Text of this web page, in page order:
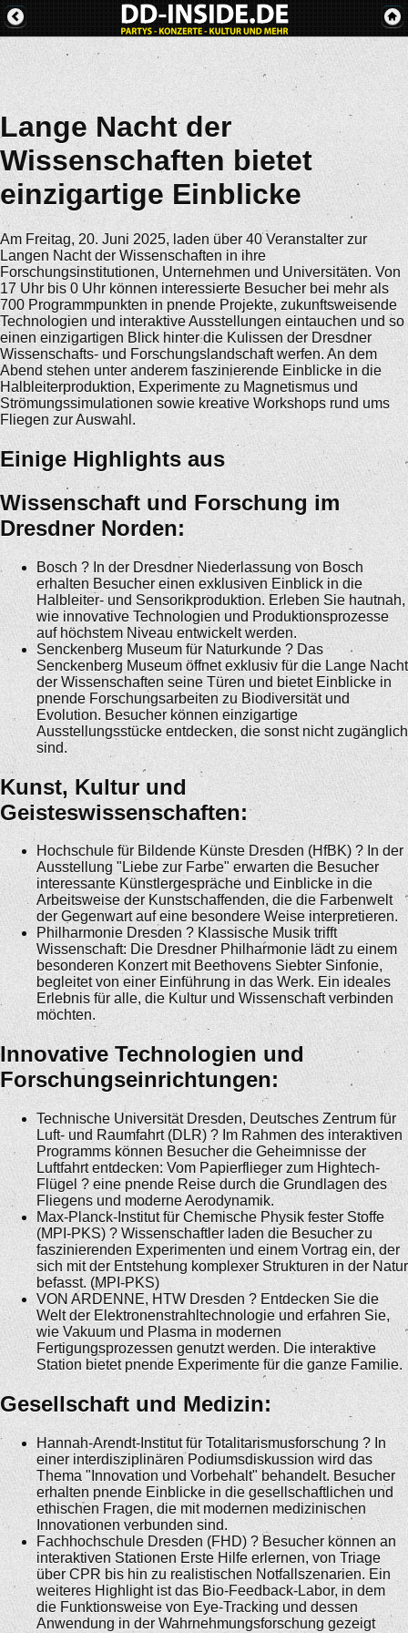
Lange Nacht der
Wissenschaften bietet
einzigartige Einblicke
Am Freitag, 20. Juni 2025, laden über 40 Veranstalter zur
Langen Nacht der Wissenschaften in ihre
Forschungsinstitutionen, Unternehmen und Universitäten. Von
17 Uhr bis 0 Uhr können interessierte Besucher bei mehr als
700 Programmpunkten in pnende Projekte, zukunftsweisende
Technologien und interaktive Ausstellungen eintauchen und so
einen einzigartigen Blick hinter die Kulissen der Dresdner
Wissenschafts- und Forschungslandschaft werfen. An dem
Abend stehen unter anderem faszinierende Einblicke in die
Halbleiterproduktion, Experimente zu Magnetismus und
Strömungssimulationen sowie kreative Workshops rund ums
Fliegen zur Auswahl.
Einige Highlights aus
Wissenschaft und Forschung im
Dresdner Norden:
Bosch ? In der Dresdner Niederlassung von Bosch
erhalten Besucher einen exklusiven Einblick in die
Halbleiter- und Sensorikproduktion. Erleben Sie hautnah,
wie innovative Technologien und Produktionsprozesse
auf höchstem Niveau entwickelt werden.
Senckenberg Museum für Naturkunde ? Das
Senckenberg Museum öffnet exklusiv für die Lange Nacht
der Wissenschaften seine Türen und bietet Einblicke in
pnende Forschungsarbeiten zu Biodiversität und
Evolution. Besucher können einzigartige
Ausstellungsstücke entdecken, die sonst nicht zugänglich
sind.
Kunst, Kultur und
Geisteswissenschaften:
Hochschule für Bildende Künste Dresden (HfBK) ? In der
Ausstellung "Liebe zur Farbe" erwarten die Besucher
interessante Künstlergespräche und Einblicke in die
Arbeitsweise der Kunstschaffenden, die die Farbenwelt
der Gegenwart auf eine besondere Weise interpretieren.
Philharmonie Dresden ? Klassische Musik trifft
Wissenschaft: Die Dresdner Philharmonie lädt zu einem
besonderen Konzert mit Beethovens Siebter Sinfonie,
begleitet von einer Einführung in das Werk. Ein ideales
Erlebnis für alle, die Kultur und Wissenschaft verbinden
möchten.
Innovative Technologien und
Forschungseinrichtungen:
Technische Universität Dresden, Deutsches Zentrum für
Luft- und Raumfahrt (DLR) ? Im Rahmen des interaktiven
Programms können Besucher die Geheimnisse der
Luftfahrt entdecken: Vom Papierflieger zum Hightech-
Flügel ? eine pnende Reise durch die Grundlagen des
Fliegens und moderne Aerodynamik.
Max-Planck-Institut für Chemische Physik fester Stoffe
(MPI-PKS) ? Wissenschaftler laden die Besucher zu
faszinierenden Experimenten und einem Vortrag ein, der
sich mit der Entstehung komplexer Strukturen in der Natur
befasst. (MPI-PKS)
VON ARDENNE, HTW Dresden ? Entdecken Sie die
Welt der Elektronenstrahltechnologie und erfahren Sie,
wie Vakuum und Plasma in modernen
Fertigungsprozessen genutzt werden. Die interaktive
Station bietet pnende Experimente für die ganze Familie.
Gesellschaft und Medizin:
Hannah-Arendt-Institut für Totalitarismusforschung ? In
einer interdisziplinären Podiumsdiskussion wird das
Thema "Innovation und Vorbehalt" behandelt. Besucher
erhalten pnende Einblicke in die gesellschaftlichen und
ethischen Fragen, die mit modernen medizinischen
Innovationen verbunden sind.
Fachhochschule Dresden (FHD) ? Besucher können an
interaktiven Stationen Erste Hilfe erlernen, von Triage
über CPR bis hin zu realistischen Notfallszenarien. Ein
weiteres Highlight ist das Bio-Feedback-Labor, in dem
die Funktionsweise von Eye-Tracking und dessen
Anwendung in der Wahrnehmungsforschung gezeigt